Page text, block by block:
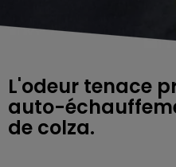
L'odeur tenace
auto-
de colza.